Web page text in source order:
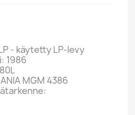
- käytetty LP-levy
1986
MGM 4386